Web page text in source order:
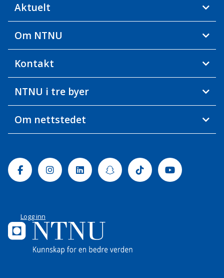
Aktuelt
Om NTNU
Kontakt
NTNU i tre byer
Om nettstedet
FacebookInstagramLinkedinSnapchatTiktok Youtube
Logg inn